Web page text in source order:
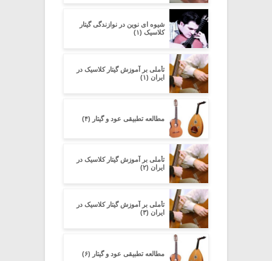
شیوه ای نوین در نوازندگی گیتار
کلاسیک (۱)
تأملی بر آموزش گیتار کلاسیک در
ایران (۱)
مطالعه تطبیقی عود و گیتار (۴)
تأملی بر آموزش گیتار کلاسیک در
ایران (۲)
تأملی بر آموزش گیتار کلاسیک در
ایران (۳)
مطالعه تطبیقی عود و گیتار (۶)